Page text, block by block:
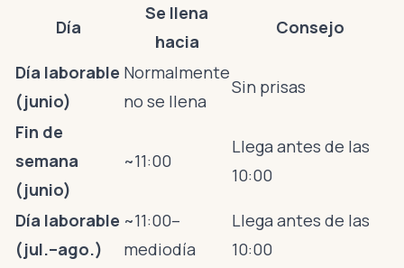
Día
Se llena
hacia
Consejo
Día laborable
(junio)
Normalmente
no se llena
Sin prisas
Fin de
semana
(junio)
~11:00
Llega antes de las
10:00
Día laborable
(jul.–ago.)
~11:00–
mediodía
Llega antes de las
10:00